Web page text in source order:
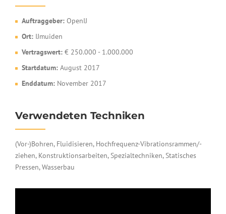
Auftraggeber: OpenIJ
Ort: IJmuiden
Vertragswert: € 250.000 - 1.000.000
Startdatum: August 2017
Enddatum: November 2017
Verwendeten Techniken
(Vor-)Bohren, Fluidisieren, Hochfrequenz-Vibrationsrammen/-
ziehen, Konstruktionsarbeiten, Spezialtechniken, Statisches
Pressen, Wasserbau